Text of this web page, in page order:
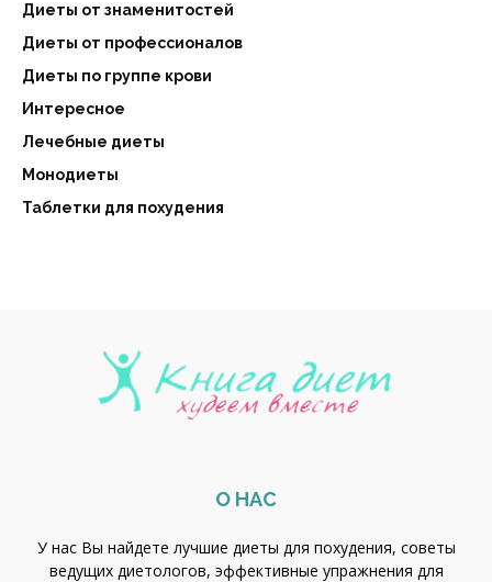
Диеты от знаменитостей
Диеты от профессионалов
Диеты по группе крови
Интересное
Лечебные диеты
Монодиеты
Таблетки для похудения
О НАС
У нас Вы найдете лучшие диеты для похудения, советы
ведущих диетологов, эффективные упражнения для